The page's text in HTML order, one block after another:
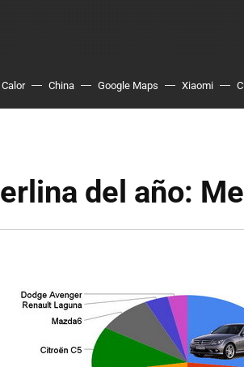
Calor China Google Maps Xiaomi
del año: